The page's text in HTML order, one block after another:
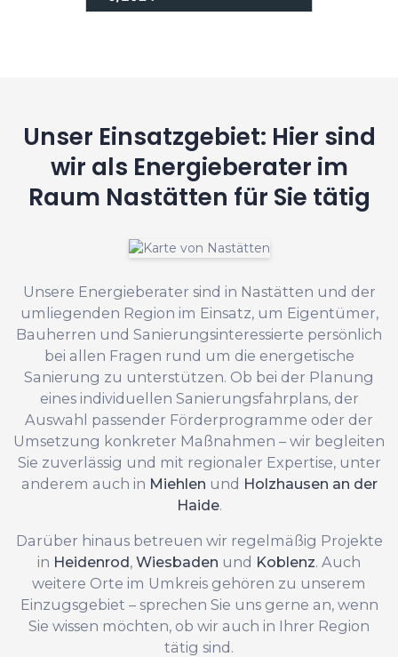
Unser Einsatzgebiet: Hier sind
wir als Energieberater im
Raum Nastätten für Sie tätig
Unsere Energieberater sind in Nastätten und der
umliegenden Region im Einsatz, um Eigentümer,
Bauherren und Sanierungsinteressierte persönlich
bei allen Fragen rund um die energetische
Sanierung zu unterstützen. Ob bei der Planung
eines individuellen Sanierungsfahrplans, der
Auswahl passender Förderprogramme oder der
Umsetzung konkreter Maßnahmen – wir begleiten
Sie zuverlässig und mit regionaler Expertise, unter
anderem auch in Miehlen und Holzhausen an der
Haide.
Darüber hinaus betreuen wir regelmäßig Projekte
in Heidenrod, Wiesbaden und Koblenz. Auch
weitere Orte im Umkreis gehören zu unserem
Einzugsgebiet – sprechen Sie uns gerne an, wenn
Sie wissen möchten, ob wir auch in Ihrer Region
tätig sind.